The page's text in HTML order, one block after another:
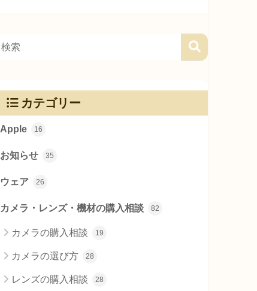
カテゴリー
Apple 16
お知らせ 35
ウェア 26
カメラ・レンズ・機材の購入相談 82
カメラの購入相談 19
カメラの選び方 28
レンズの購入相談 28